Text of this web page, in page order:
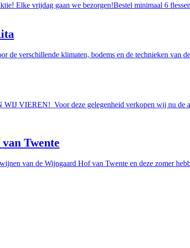
Elke vrijdag gaan we bezorgen!Bestel minimaal 6
de verschillende klimaten, bodems en de technieken van
VIEREN! Voor deze gelegenheid verkopen wij nu
Twente
van de Wijngaard Hof van Twente en deze zomer